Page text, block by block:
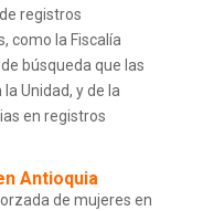
registros
como la Fiscalía
búsqueda que las
Unidad, y de la
en registros
Antioquia
de mujeres en